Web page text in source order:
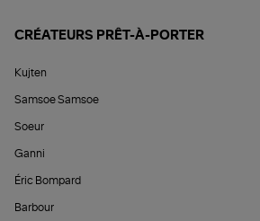
CRÉATEURS PRÊT-À-PORTER
Kujten
Samsoe Samsoe
Soeur
Ganni
Éric Bompard
Barbour